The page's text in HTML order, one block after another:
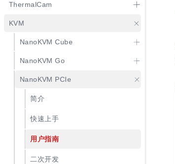
ThermalCam
KVM
NanoKVM Cube
NanoKVM Go
NanoKVM PCIe
简介
快速上手
用户指南
二次开发